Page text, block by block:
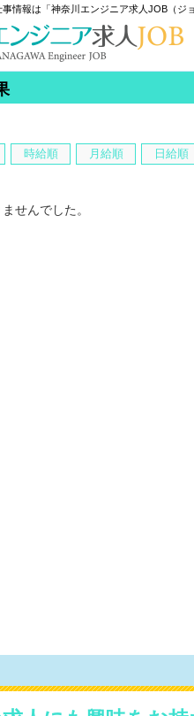
情報は「神奈川エンジニア求人JOB（ジョ
時給順 月給順 日給順
せんでした。